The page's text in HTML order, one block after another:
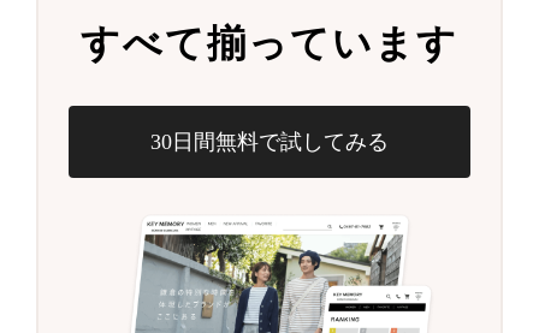
すべて揃っています
30日間無料で試してみる